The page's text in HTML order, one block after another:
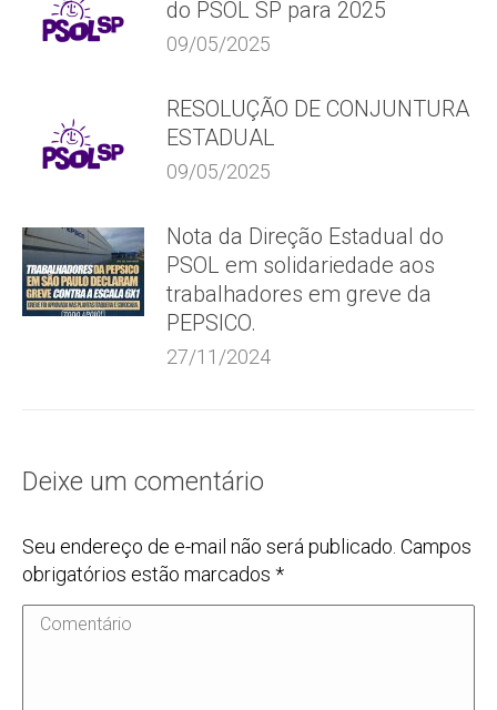
do PSOL SP para 2025
09/05/2025
RESOLUÇÃO DE CONJUNTURA
ESTADUAL
09/05/2025
Nota da Direção Estadual do
PSOL em solidariedade aos
trabalhadores em greve da
PEPSICO.
27/11/2024
Deixe um comentário
Seu endereço de e-mail não será publicado. Campos
obrigatórios estão marcados *
Comentário